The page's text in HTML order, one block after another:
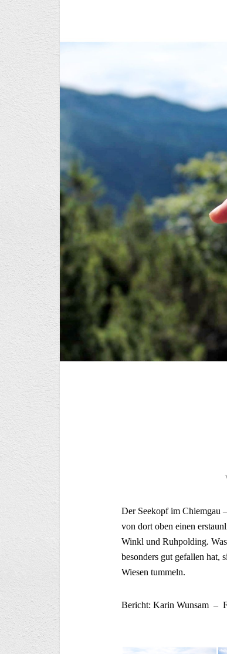
Der Seekopf im Chiemgau
von dort oben einen
Winkl und Ruhpolding.
besonders gut gefallen hat,
Wiesen tummeln.
Bericht: Karin Wunsam –